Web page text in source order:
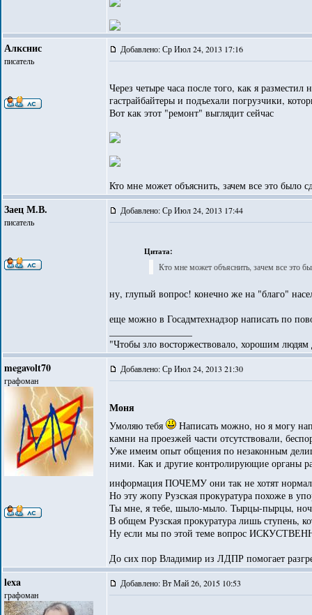
Алкснис
писатель
Добавлено: Ср Июл 24, 2013 17:16
Через четыре часа после того, как я
гастрайбайтеры и подъехали погрузчики,
Вот как этот "ремонт" выглядит сейчас
Кто мне может объяснить, зачем все это было
Заец М.В.
писатель
Добавлено: Ср Июл 24, 2013 17:44
Цитата:
Кто мне может объяснить, зачем все это
ну, глупый вопрос! конечно же на "благо"
еще можно в Госадмтехнадзор написать по
"Чтобы зло восторжествовало, хорошим людям
megavolt70
графоман
Добавлено: Ср Июл 24, 2013 21:30
Моня
Умоляю тебя
Написать можно, но я могу
камни на проезжей части отсутствовали,
Уже имеим опыт общения по незаконным
ними. Как и другие контролирующие органы
информация ПОЧЕМУ они так не хотят
Но эту жопу Рузская прокуратура похоже в
Ты мне, я тебе, шыло-мыло. Тырцы-пырцы,
В общем Рузская прокуратура лишь ступень,
Ну если мы по этой теме вопрос
До сих пор Владимир из ЛДПР помогает
lexa
графоман
Добавлено: Вт Май 26, 2015 10:53